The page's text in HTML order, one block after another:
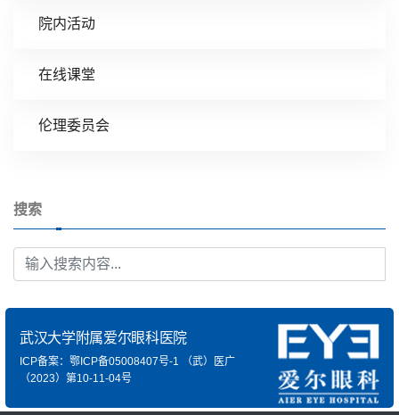
院内活动
在线课堂
伦理委员会
搜索
武汉大学附属爱尔眼科医院
ICP备案：鄂ICP备05008407号-1 （武）医广
（2023）第10-11-04号